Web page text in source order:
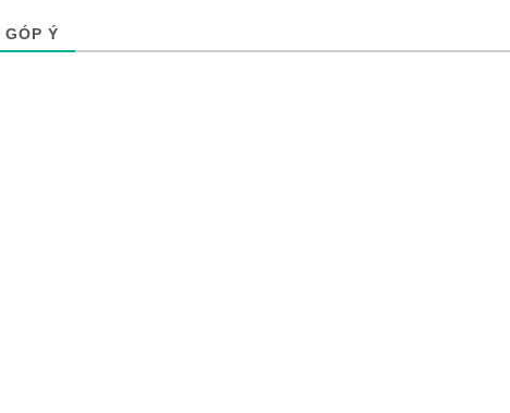
GÓP Ý